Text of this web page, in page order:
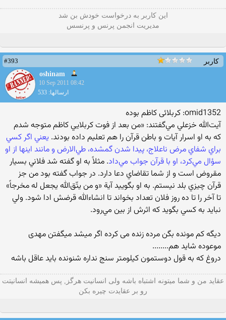
این كاربر به درخواست خودش بن شد
مدیریت انجمن پرنس و پرنسس
کاربر
#393
oshinam
10 Sep 2011 08:42
ارسالها: 533
omid1352: كربلائی كاظم بوده
آيت‌الله خزعلي مي‌گفتند: «من بعد از فوت كربلايي كاظم متوجه شدم
كه به او اسرار آيات و باطن قرآن را هم تعليم داده بودند. يعني اگر كسي
براي شفاي مرض ناعلاج، پيدا شدن گمشده، طي‌الارض و مانند اينها از او
سؤال مي‌كرد، او با قرآن جواب مي‌داد. مثلاً به او گفته شد فلاني بسيار
مقروض است و از شما تقاضاي دعا دارد. در جواب گفته بود من جز
قرآن چيزي بلد نيستم. به او بگوييد آية «و من يتّق‌الله يجعل له مخرجاً»
تا آخر را تا ده روز فلان تعداد بخواند تا انشاءالله قرضش ادا شود. ولي
نبايد به كسي بگويد كه اثرش از بين مي‌رود.
دیگه كم مونده بگن مرده زنده می كرده اگر میشد میگفتن مهدی
موعوده شاید هم........
دروغ كه به قول دوستمون كیلومتر سنج نداره شنونده باید عاقل باشه
عقاید من و شما میتونه اشتباه باشه ولی انسانیت هرگز, پس همیشه انسانیتت
رو بر عقایدت چیره بکن